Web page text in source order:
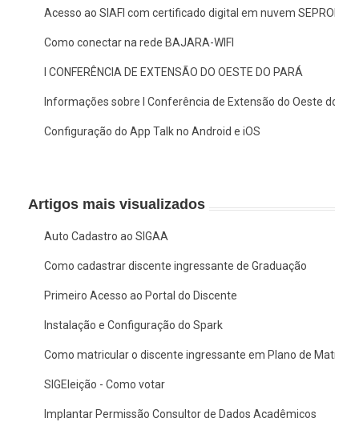
Acesso ao SIAFI com certificado digital em nuvem SEPROID
Como conectar na rede BAJARA-WIFI
I CONFERÊNCIA DE EXTENSÃO DO OESTE DO PARÁ
Informações sobre I Conferência de Extensão do Oeste do
Configuração do App Talk no Android e iOS
Artigos mais visualizados
Auto Cadastro ao SIGAA
Como cadastrar discente ingressante de Graduação
Primeiro Acesso ao Portal do Discente
Instalação e Configuração do Spark
Como matricular o discente ingressante em Plano de
SIGEleição - Como votar
Implantar Permissão Consultor de Dados Acadêmicos